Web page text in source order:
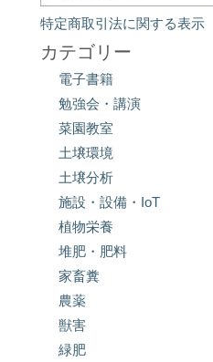
特定商取引法に関する表示
カテゴリー
電子書籍
勉強会・講演
菜園教室
土壌環境
土壌分析
施設・設備・IoT
植物栄養
堆肥・肥料
家畜糞
農薬
獣害
緑肥